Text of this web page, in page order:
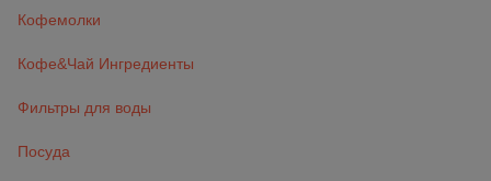
Кофемолки
Кофе&Чай Ингредиенты
Фильтры для воды
Посуда